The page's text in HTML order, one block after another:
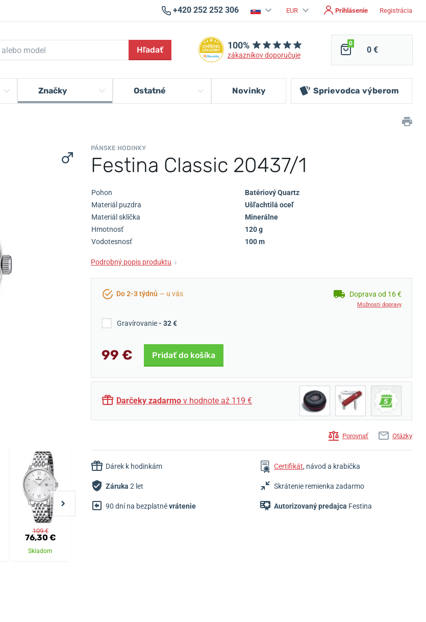
+420 252 252 306 EUR Prihlásenie Registrácia
Hľadať 100%
zákazníkov doporučuje
0
0 €
Značky Ostatné Novinky Sprievodca výberom
PÁNSKE HODINKY
Festina Classic 20437/1
Pohon
Batériový Quartz
Materiál puzdra
Ušľachtilá oceľ
Materiál sklíčka
Minerálne
Hmotnosť
120 g
Vodotesnosť
100 m
Podrobný popis produktu ↓
Do 2-3 týdnů — u vás Doprava od 16 €
Možnosti dopravy
Gravírovanie- 32 €
99 € Pridať do košíka
Darčeky zadarmo v hodnote až 119 €
Porovnať Otázky
Dárek k hodinkám Certifikát, návod a krabička
Záruka 2 let Skrátenie remienka zadarmo
90 dní na bezplatnévrátenie Autorizovaný predajca Festina
109 €
76,30 €
Skladom